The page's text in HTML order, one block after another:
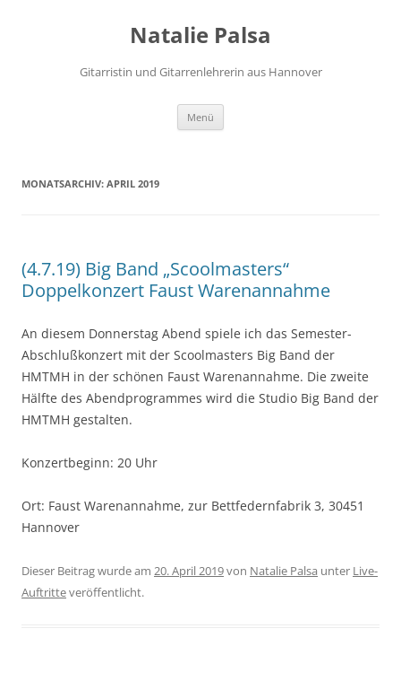
Natalie Palsa
Gitarristin und Gitarrenlehrerin aus Hannover
Menü
MONATSARCHIV: APRIL 2019
(4.7.19) Big Band „Scoolmasters“
Doppelkonzert Faust Warenannahme
An diesem Donnerstag Abend spiele ich das Semester-
Abschlußkonzert mit der Scoolmasters Big Band der
HMTMH in der schönen Faust Warenannahme. Die zweite
Hälfte des Abendprogrammes wird die Studio Big Band der
HMTMH gestalten.
Konzertbeginn: 20 Uhr
Ort: Faust Warenannahme, zur Bettfedernfabrik 3, 30451
Hannover
Dieser Beitrag wurde am 20. April 2019von Natalie Palsa unter Live-
Auftritteveröffentlicht.